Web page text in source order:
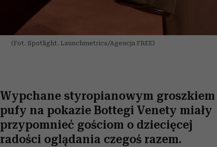
(Fot. Spotlight. Launchmetrics/Agencja FREE)
Wypchane styropianowym groszkiem
pufy na pokazie Bottegi Venety miały
przypomnieć gościom o dziecięcej
radości oglądania czegoś razem.